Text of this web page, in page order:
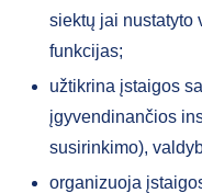
siektų jai nustatyto
funkcijas;
užtikrina įstaigos
įgyvendinančios
susirinkimo),
organizuoja